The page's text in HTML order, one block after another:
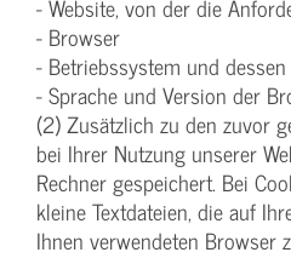
- Website, von der die
- Browser
- Betriebssystem und
- Sprache und Version der
(2) Zusätzlich zu den zuvor
bei Ihrer Nutzung unserer
Rechner gespeichert. Bei
kleine Textdateien, die auf
Ihnen verwendeten Browser